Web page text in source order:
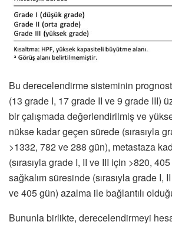
Bu derecelendirme sisteminin
(13 grade I, 17 grade II ve 9 grade III)
bir çalışmada değerlendirilmiş ve
nükse kadar geçen sürede (sırasıyla
>1332, 782 ve 288 gün), metastaza
(sırasıyla grade I, II ve III için >820,
sağkalım süresinde (sırasıyla grade I,
ve 405 gün) azalma ile bağlantılı
Bununla birlikte, derecelendirmeyi